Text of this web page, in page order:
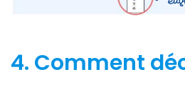
4. Comment